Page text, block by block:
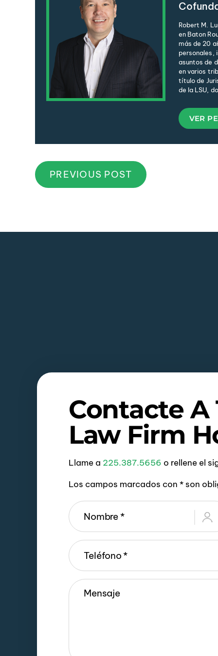
Robert M.
en Baton
más de 20
personales,
asuntos de
en varios
título de
de la LSU,
VER
PREVIOUS POST
Contacte A
Law Firm
Llame a 225.387.5656 o rellene el
Los campos marcados con * son